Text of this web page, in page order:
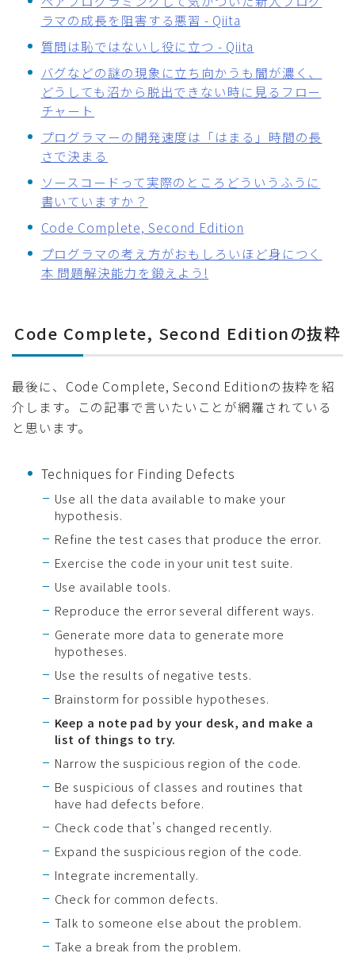
ラマの成長を阻害する悪習 - Qiita
質問は恥ではないし役に立つ - Qiita
バグなどの謎の現象に立ち向かうも闇が濃く、
どうしても沼から脱出できない時に見るフロー
チャート
プログラマーの開発速度は「はまる」時間の長
さで決まる
ソースコードって実際のところどういうふうに
書いていますか？
Code Complete, Second Edition
プログラマの考え方がおもしろいほど身につく
本 問題解決能力を鍛えよう!
Code Complete, Second Editionの抜粋
最後に、Code Complete, Second Editionの抜粋を紹
介します。この記事で言いたいことが網羅されている
と思います。
Techniques for Finding Defects
Use all the data available to make your
hypothesis.
Refine the test cases that produce the error.
Exercise the code in your unit test suite.
Use available tools.
Reproduce the error several different ways.
Generate more data to generate more
hypotheses.
Use the results of negative tests.
Brainstorm for possible hypotheses.
Keep a note pad by your desk, and make a
list of things to try.
Narrow the suspicious region of the code.
Be suspicious of classes and routines that
have had defects before.
Check code that's changed recently.
Expand the suspicious region of the code.
Integrate incrementally.
Check for common defects.
Talk to someone else about the problem.
Take a break from the problem.